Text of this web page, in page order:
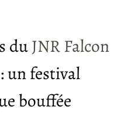
duJNR Falcon
un festival
bouffée